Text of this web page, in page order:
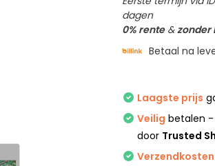
dagen
0% rente&zonder
Betaal na
Laagste prijs
Veilig betalen
door Trusted
Verzendkosten